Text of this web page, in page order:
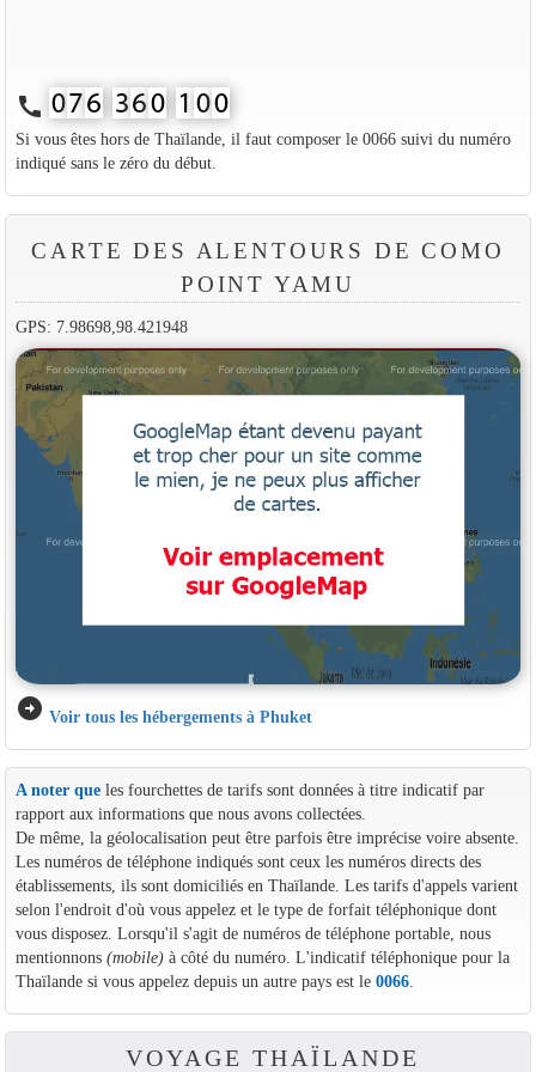
call
Si vous êtes hors de Thaïlande, il faut composer le 0066 suivi du numéro
indiqué sans le zéro du début.
CARTE DES ALENTOURS DE COMO
POINT YAMU
GPS: 7.98698,98.421948
arrow_circle_right Voir tous les hébergements à Phuket
A noter queles fourchettes de tarifs sont données à titre indicatif par
rapport aux informations que nous avons collectées.
De même, la géolocalisation peut être parfois être imprécise voire absente.
Les numéros de téléphone indiqués sont ceux les numéros directs des
établissements, ils sont domiciliés en Thaïlande. Les tarifs d'appels varient
selon l'endroit d'où vous appelez et le type de forfait téléphonique dont
vous disposez. Lorsqu'il s'agit de numéros de téléphone portable, nous
mentionnons (mobile)à côté du numéro. L'indicatif téléphonique pour la
Thaïlande si vous appelez depuis un autre pays est le 0066.
VOYAGE THAÏLANDE